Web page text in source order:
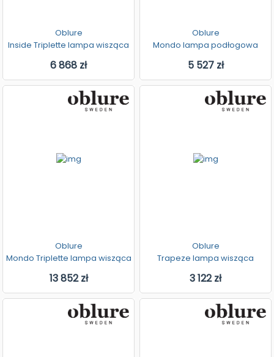
Oblure
Inside Triplette lampa wisząca
6 868 zł
Oblure
Mondo lampa podłogowa
5 527 zł
Oblure
Mondo Triplette lampa wisząca
13 852 zł
Oblure
Trapeze lampa wisząca
3 122 zł